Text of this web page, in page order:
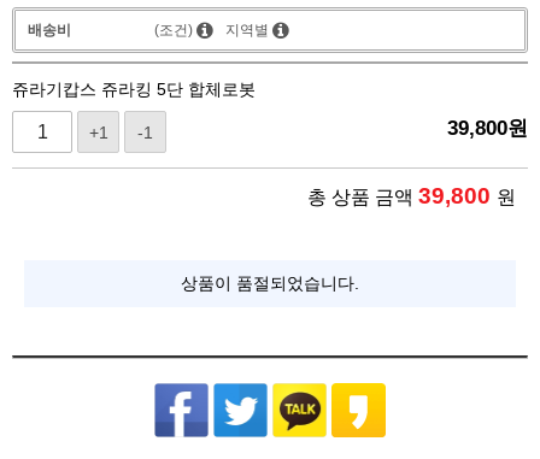
배송비 (조건) 지역별
쥬라기캅스 쥬라킹 5단 합체로봇
+1 -1 39,800원
총 상품 금액 39,800 원
상품이 품절되었습니다.